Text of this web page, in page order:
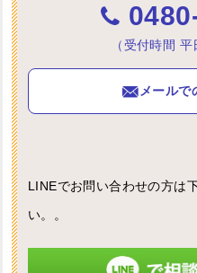
（受付時間
メールで
LINEでお問い合わせの方は
い。。